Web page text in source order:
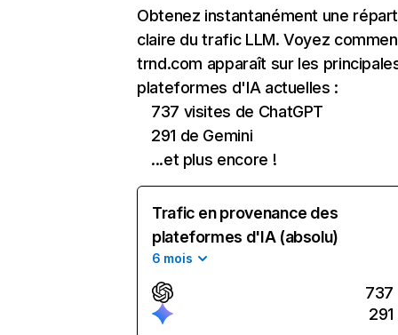
Obtenez instantanément une
claire du trafic LLM. Voyez
trnd.com apparaît sur les
plateformes d'IA actuelles :
737 visites de ChatGPT
291 de Gemini
...et plus encore !
Trafic en provenance des
plateformes d'IA (absolu)
6 mois
737
291